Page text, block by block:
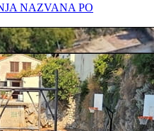
NAZVANA PO